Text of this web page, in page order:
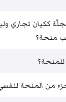
ككيان تجاري
منحة؟
من المنحة